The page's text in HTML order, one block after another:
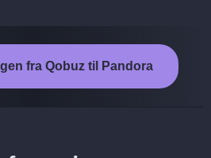
fra Qobuz til Pandora